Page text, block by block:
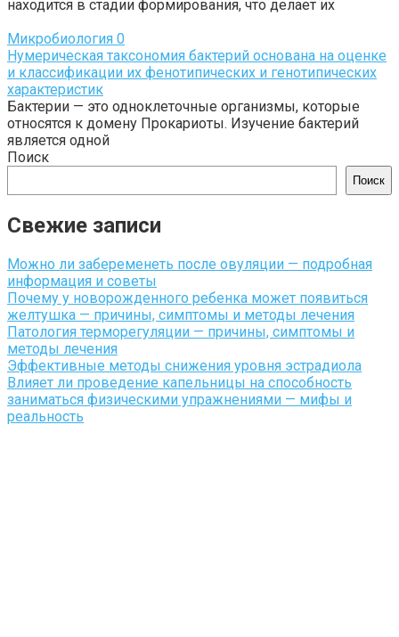
находится в стадии формирования, что делает их
Микробиология 0
Нумерическая таксономия бактерий основана на оценке
и классификации их фенотипических и генотипических
характеристик
Бактерии — это одноклеточные организмы, которые
относятся к домену Прокариоты. Изучение бактерий
является одной
Поиск
Поиск
Свежие записи
Можно ли забеременеть после овуляции — подробная
информация и советы
Почему у новорожденного ребенка может появиться
желтушка — причины, симптомы и методы лечения
Патология терморегуляции — причины, симптомы и
методы лечения
Эффективные методы снижения уровня эстрадиола
Влияет ли проведение капельницы на способность
заниматься физическими упражнениями — мифы и
реальность